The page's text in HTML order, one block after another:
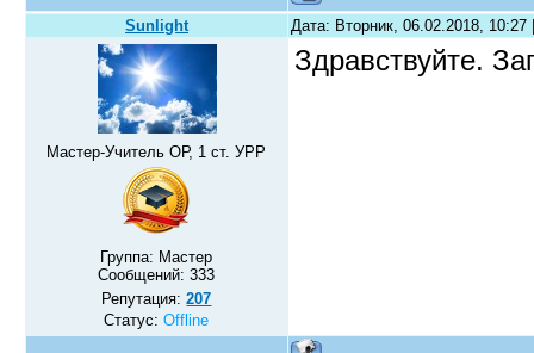
Sunlight Дата: Вторник, 06.02.2018,
Мастер-Учитель ОР, 1 ст. УРР
Группа: Мастер
Сообщений:333
Репутация:207
Статус:Offline
Здравствуйте.